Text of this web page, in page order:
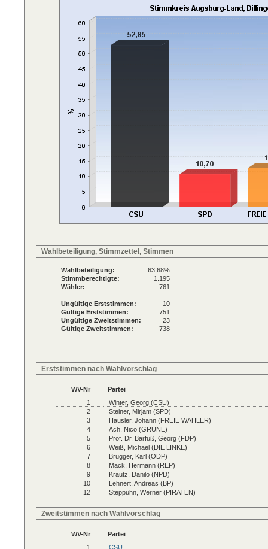
Wahlbeteiligung, Stimmzettel, Stimmen
Wahlbeteiligung:
63,68%
Stimmberechtigte:
1.195
Wähler:
761
Ungültige Erststimmen:
10
Gültige Erststimmen:
751
Ungültige Zweitstimmen:
23
Gültige Zweitstimmen:
738
Erststimmen nach Wahlvorschlag
WV-Nr
Partei
1
Winter, Georg (CSU)
2
Steiner, Mirjam (SPD)
3
Häusler, Johann (FREIE WÄHLER)
4
Ach, Nico (GRÜNE)
5
Prof. Dr. Barfuß, Georg (FDP)
6
Weiß, Michael (DIE LINKE)
7
Brugger, Karl (ÖDP)
8
Mack, Hermann (REP)
9
Krautz, Danilo (NPD)
10
Lehnert, Andreas (BP)
12
Steppuhn, Werner (PIRATEN)
Zweitstimmen nach Wahlvorschlag
WV-Nr
Partei
1
CSU